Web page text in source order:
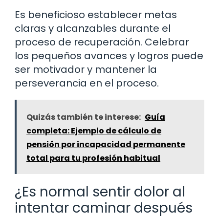
Es beneficioso establecer metas
claras y alcanzables durante el
proceso de recuperación. Celebrar
los pequeños avances y logros puede
ser motivador y mantener la
perseverancia en el proceso.
Quizás también te interese: Guía
completa: Ejemplo de cálculo de
pensión por incapacidad permanente
total para tu profesión habitual
¿Es normal sentir dolor al
intentar caminar después